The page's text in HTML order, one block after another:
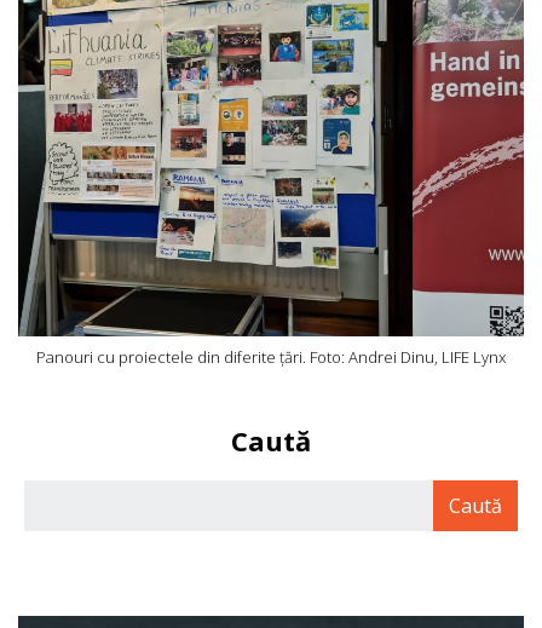
Panouri cu proiectele din diferite țări. Foto: Andrei Dinu, LIFE Lynx
Caută